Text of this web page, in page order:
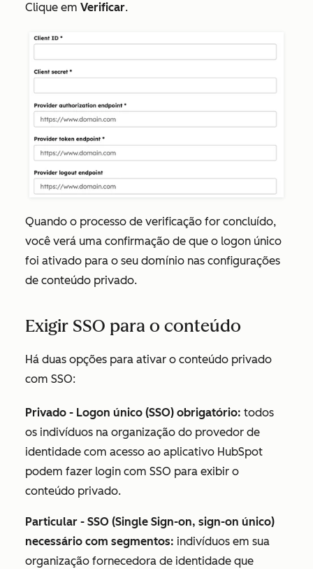
Clique em Verificar.
Quando o processo de verificação for concluído,
você verá uma confirmação de que o logon único
foi ativado para o seu domínio nas configurações
de conteúdo privado.
Exigir SSO para o conteúdo
Há duas opções para ativar o conteúdo privado
com SSO:
Privado - Logon único (SSO) obrigatório: todos
os indivíduos na organização do provedor de
identidade com acesso ao aplicativo HubSpot
podem fazer login com SSO para exibir o
conteúdo privado.
Particular - SSO (Single Sign-on, sign-on único)
necessário com segmentos: indivíduos em sua
organização fornecedora de identidade que